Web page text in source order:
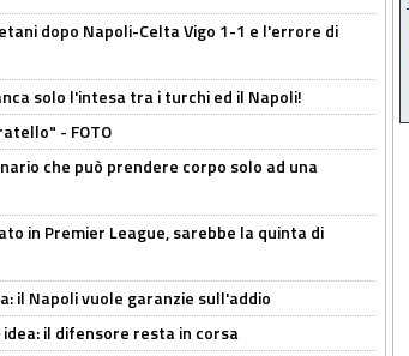
dopo Napoli-Celta Vigo 1-1 e l'errore di
solo l'intesa tra i turchi ed il Napoli!
- FOTO
che può prendere corpo solo ad una
in Premier League, sarebbe la quinta di
il Napoli vuole garanzie sull'addio
il difensore resta in corsa